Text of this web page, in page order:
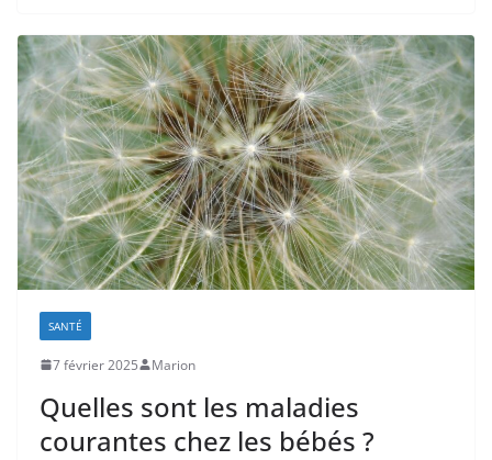
SANTÉ
7 février 2025 Marion
Quelles sont les maladies
courantes chez les bébés ?